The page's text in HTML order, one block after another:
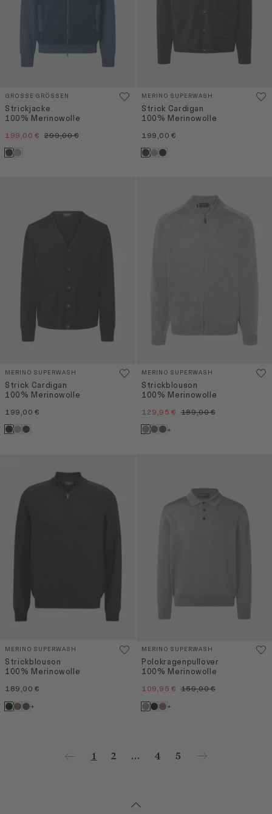
GROSSE GRÖSSEN
Strickjacke
100% Merinowolle
199,00 € 299,00 €
MERINO SUPERWASH
Strick Cardigan
100% Merinowolle
199,00 €
MERINO SUPERWASH
Strick Cardigan
100% Merinowolle
199,00 €
MERINO SUPERWASH
Strickblouson
100% Merinowolle
129,95 € 189,00 €
+
MERINO SUPERWASH
Strickblouson
100% Merinowolle
189,00 €
+
MERINO SUPERWASH
Polokragenpullover
100% Merinowolle
109,95 € 159,00 €
+
1 2 ... 4 5